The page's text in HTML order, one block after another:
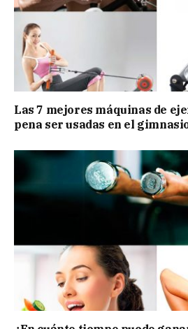
Las 7 mejores máquinas de
pena ser usadas en el